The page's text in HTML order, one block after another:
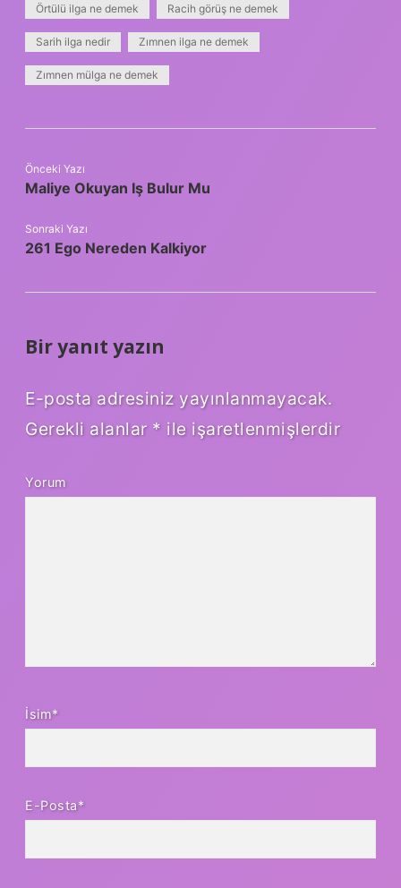
Örtülü ilga ne demek Racih görüş ne demek
Sarih ilga nedir Zımnen ilga ne demek
Zımnen mülga ne demek
Önceki Yazı
Maliye Okuyan Iş Bulur Mu
Sonraki Yazı
261 Ego Nereden Kalkiyor
Bir yanıt yazın
E-posta adresiniz yayınlanmayacak.
Gerekli alanlar * ile işaretlenmişlerdir
Yorum
İsim*
E-Posta*